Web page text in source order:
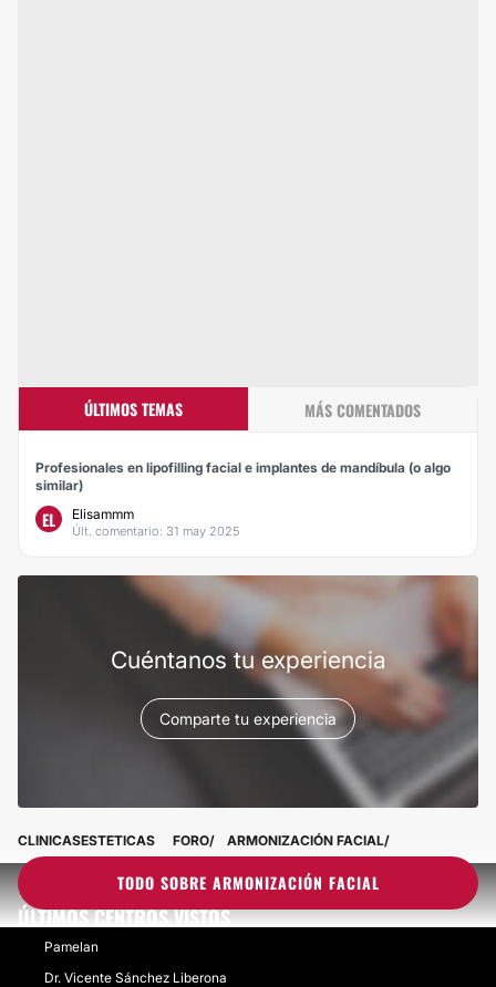
ÚLTIMOS TEMAS MÁS COMENTADOS
Profesionales en lipofilling facial e implantes de mandíbula (o algo
similar)
EL Elisammm
Últ. comentario: 31 may 2025
Cuéntanos tu experiencia
Comparte tu experiencia
TODO SOBRE ARMONIZACIÓN FACIAL
CLINICASESTETICAS FORO ARMONIZACIÓN FACIAL
ÚLTIMOS CENTROS VISTOS
Pamelan
Dr. Vicente Sánchez Liberona